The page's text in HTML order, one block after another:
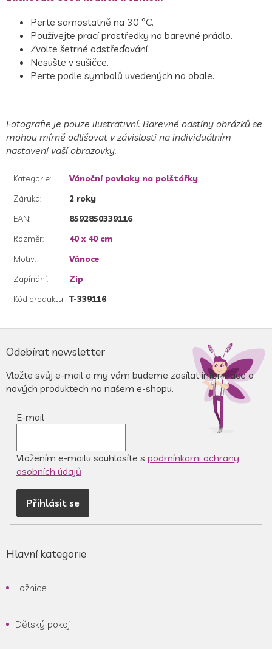
Perte samostatně na 30 °C.
Používejte prací prostředky na barevné prádlo.
Zvolte šetrné odstřeďování
Nesušte v sušičce.
Perte podle symbolů uvedených na obale.
Fotografie je pouze ilustrativní. Barevné odstíny obrázků se
mohou mírně odlišovat v závislosti na individuálním
nastavení vaší obrazovky.
Kategorie:
Vánoční povlaky na polštářky
Záruka:
2 roky
EAN:
8592850339116
Rozměr:
40 x 40 cm
Motiv:
Vánoce
Zapínání:
Zip
Kód produktu
T-339116
á
a
Odebírat newsletter
Vložte svůj e-mail a my vám budeme zasílat informace o
nových produktech na našem e-shopu.
E-mail
Vložením e-mailu souhlasíte s podmínkami ochrany
osobních údajů
Přihlásit se
Hlavní kategorie
Ložnice
Dětský pokoj